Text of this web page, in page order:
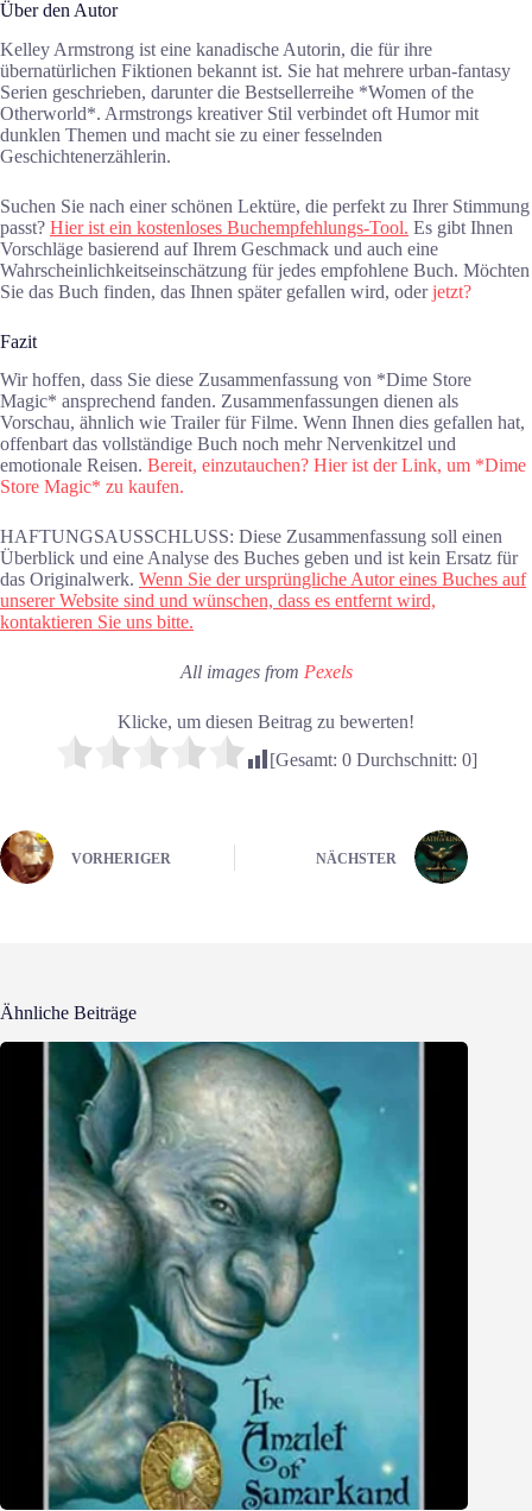
Über den Autor
Kelley Armstrong ist eine kanadische Autorin, die für ihre
übernatürlichen Fiktionen bekannt ist. Sie hat mehrere urban-fantasy
Serien geschrieben, darunter die Bestsellerreihe *Women of the
Otherworld*. Armstrongs kreativer Stil verbindet oft Humor mit
dunklen Themen und macht sie zu einer fesselnden
Geschichtenerzählerin.
Suchen Sie nach einer schönen Lektüre, die perfekt zu Ihrer Stimmung
passt? Hier ist ein kostenloses Buchempfehlungs-Tool. Es gibt Ihnen
Vorschläge basierend auf Ihrem Geschmack und auch eine
Wahrscheinlichkeitseinschätzung für jedes empfohlene Buch. Möchten
Sie das Buch finden, das Ihnen später gefallen wird, oderjetzt?
Fazit
Wir hoffen, dass Sie diese Zusammenfassung von *Dime Store
Magic* ansprechend fanden. Zusammenfassungen dienen als
Vorschau, ähnlich wie Trailer für Filme. Wenn Ihnen dies gefallen hat,
offenbart das vollständige Buch noch mehr Nervenkitzel und
emotionale Reisen. Bereit, einzutauchen? Hier ist der Link, um *Dime
Store Magic* zu kaufen.
HAFTUNGSAUSSCHLUSS: Diese Zusammenfassung soll einen
Überblick und eine Analyse des Buches geben und ist kein Ersatz für
das Originalwerk. Wenn Sie der ursprüngliche Autor eines Buches auf
unserer Website sind und wünschen, dass es entfernt wird,
kontaktieren Sie uns bitte.
All images from Pexels
Klicke, um diesen Beitrag zu bewerten!
[Gesamt: 0Durchschnitt: 0]
VORHERIGER NÄCHSTER
Ähnliche Beiträge